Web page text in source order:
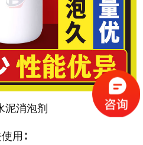
泥消泡剂
用 ∶